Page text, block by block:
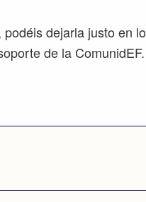
dejarla justo en
de la ComunidEF.